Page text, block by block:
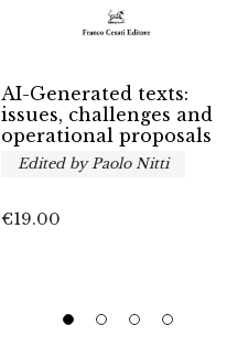
AI-Generated texts:
issues, challenges and
operational proposals
Edited by Paolo Nitti
€19.00